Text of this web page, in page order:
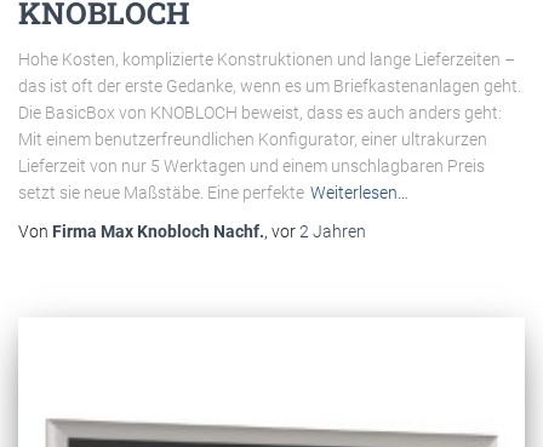
KNOBLOCH
Hohe Kosten, komplizierte Konstruktionen und lange Lieferzeiten –
das ist oft der erste Gedanke, wenn es um Briefkastenanlagen geht.
Die BasicBox von KNOBLOCH beweist, dass es auch anders geht:
Mit einem benutzerfreundlichen Konfigurator, einer ultrakurzen
Lieferzeit von nur 5 Werktagen und einem unschlagbaren Preis
setzt sie neue Maßstäbe. Eine perfekte Weiterlesen…
Von Firma Max Knobloch Nachf., vor2 Jahren